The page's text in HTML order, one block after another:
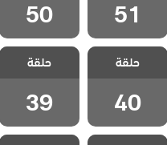
51
50
مسلسل لا تترك
يدي مدبلج
الحلقة 40
حلقة
40
مسلسل لا تترك
يدي مدبلج
الحلقة 39
حلقة
39
مسلسل لا تترك مسلسل لا تترك